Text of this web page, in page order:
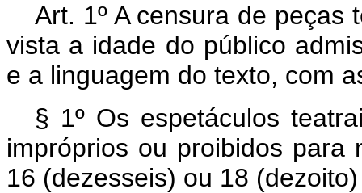
Art. 1º A censura de
vista a idade do público
e a linguagem do texto, com
§ 1º Os espetáculos
impróprios ou proibidos para
16 (dezesseis) ou 18